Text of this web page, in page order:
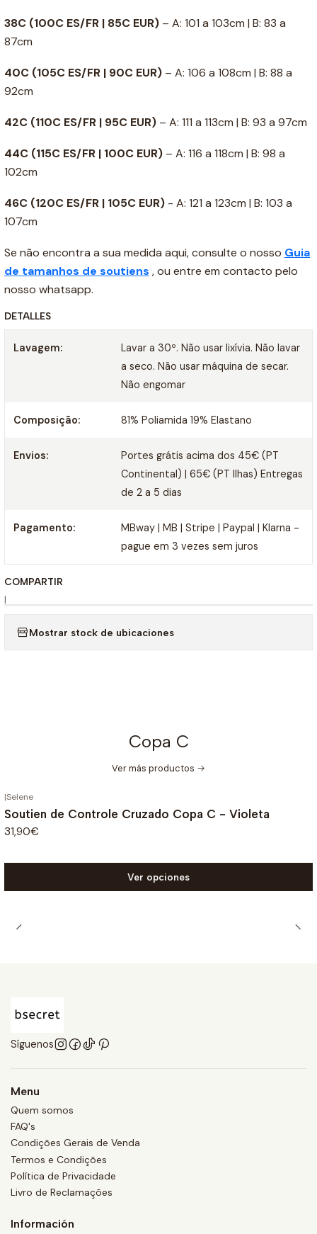
38C (100C ES/FR | 85C EUR) – A: 101 a 103cm | B: 83 a
87cm
40C (105C ES/FR | 90C EUR) – A: 106 a 108cm | B: 88 a
92cm
42C (110C ES/FR | 95C EUR) – A: 111 a 113cm | B: 93 a 97cm
44C (115C ES/FR | 100C EUR) – A: 116 a 118cm | B: 98 a
102cm
46C (120C ES/FR | 105C EUR) - A: 121 a 123cm | B: 103 a
107cm
Se não encontra a sua medida aqui, consulte o nosso Guia
de tamanhos de soutiens , ou entre em contacto pelo
nosso whatsapp.
DETALLES
Lavagem:
Lavar a 30º. Não usar lixívia. Não lavar
a seco. Não usar máquina de secar.
Não engomar
Composição: 81% Poliamida 19% Elastano
Envios:
Portes grátis acima dos 45€ (PT
Continental) | 65€ (PT Ilhas) Entregas
de 2 a 5 dias
Pagamento:
MBway | MB | Stripe | Paypal | Klarna -
pague em 3 vezes sem juros
COMPARTIR
|
Mostrar stock de ubicaciones
Copa C
Ver más productos
|Selene
Soutien de Controle Cruzado Copa C - Violeta
31,90€
Ver opciones
Síguenos
Menu
Quem somos
FAQ's
Condições Gerais de Venda
Termos e Condições
Política de Privacidade
Livro de Reclamações
Información